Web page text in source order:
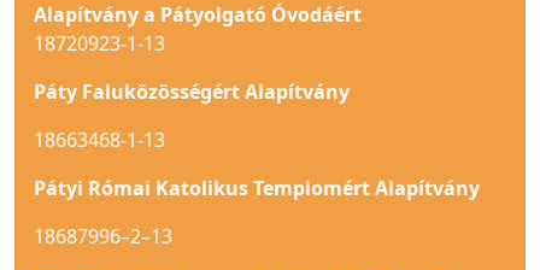
Alapítvány a Pátyolgató Óvodáért
18720923-1-13
Páty Faluközösségért Alapítvány
18663468-1-13
Pátyi Római Katolikus Templomért Alapítvány
18687996–2–13